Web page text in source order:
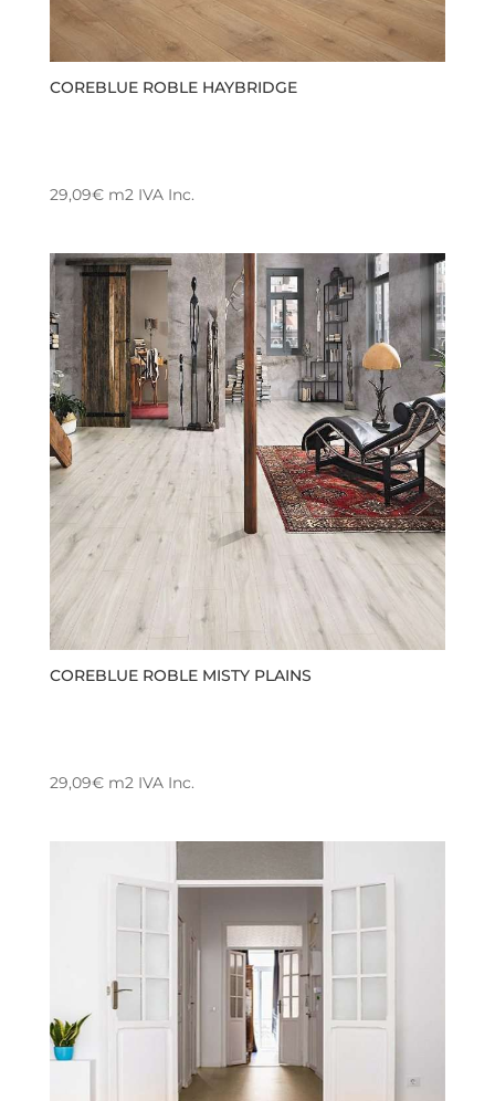
COREBLUE ROBLE HAYBRIDGE
29,09€m2 IVA Inc.
COREBLUE ROBLE MISTY PLAINS
29,09€m2 IVA Inc.